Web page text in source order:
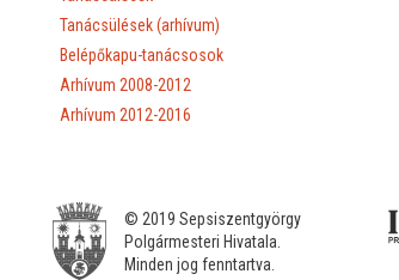
Tanácsülések (arhívum)
Belépőkapu-tanácsosok
Arhívum 2008-2012
Arhívum 2012-2016
© 2019 Sepsiszentgyörgy
Polgármesteri Hivatala.
Minden jog fenntartva.